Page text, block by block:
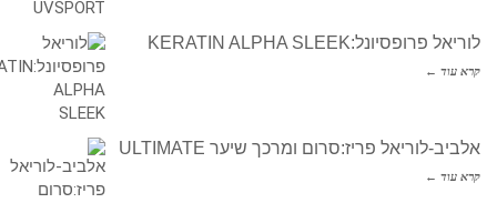
לוריאל פרופסיונל:KERATIN ALPHA SLEEK
קרא עוד ←
אלביב-לוריאל פריז:סרום ומרכך שיער ULTIMATE
קרא עוד ←